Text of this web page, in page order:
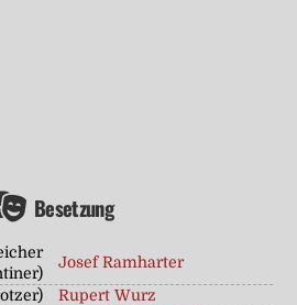
Besetzung
Josef Ramharter
Rupert Wurz